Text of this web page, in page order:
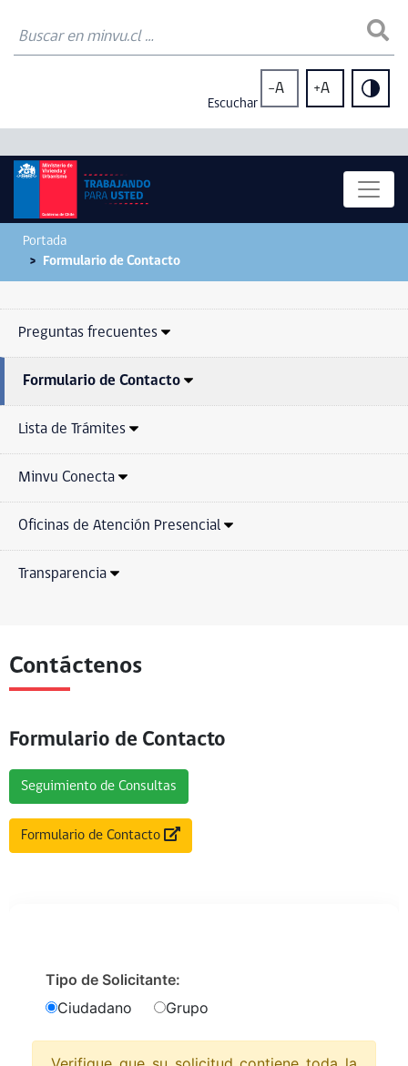
Escuchar
-A +A
Portada
Formulario de Contacto
Preguntas frecuentes
Formulario de Contacto
Lista de Trámites
Minvu Conecta
Oficinas de Atención Presencial
Transparencia
Contáctenos
Formulario de Contacto
Seguimiento de Consultas
Formulario de Contacto